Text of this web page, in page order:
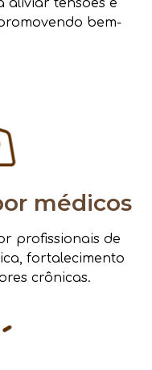
aliviar tensões e
bem-
médicos
profissionais de
fortalecimento
crônicas.